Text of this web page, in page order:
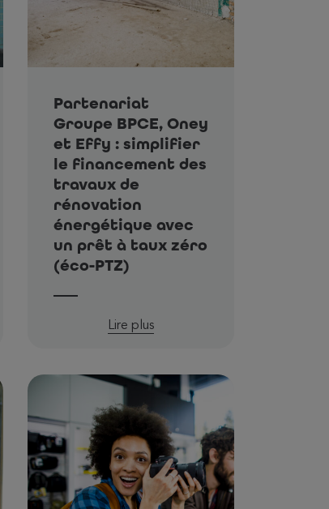
Partenariat
Groupe BPCE, Oney
et Effy : simplifier
le financement des
travaux de
rénovation
énergétique avec
un prêt à taux zéro
(éco-PTZ)
Lire plus